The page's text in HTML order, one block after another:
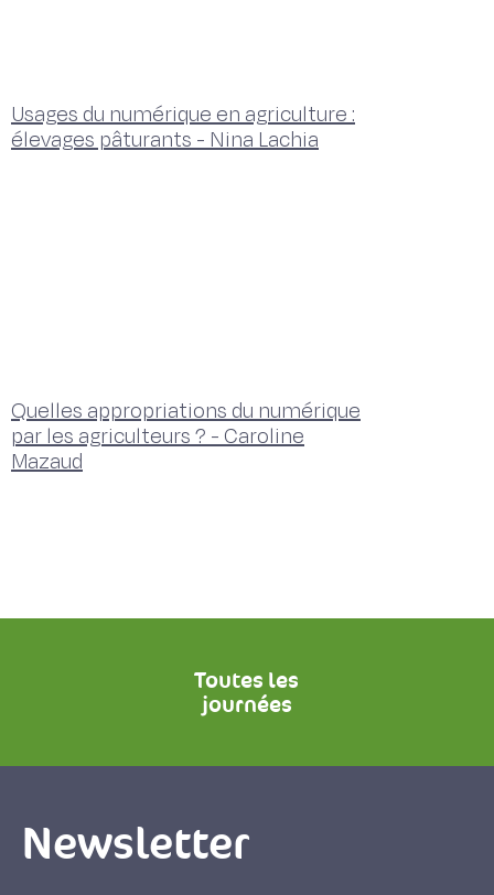
Usages du numérique en agriculture :
élevages pâturants - Nina Lachia
Quelles appropriations du numérique
par les agriculteurs ? - Caroline
Mazaud
Toutes les
journées
Newsletter